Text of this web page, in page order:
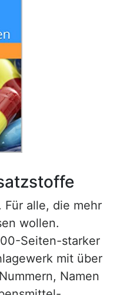
Für alle, die mehr
wollen.
Seiten-starker
mit über
Namen